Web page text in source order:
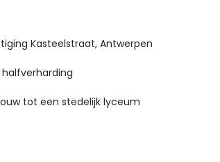
Kasteelstraat, Antwerpen
tot een stedelijk lyceum